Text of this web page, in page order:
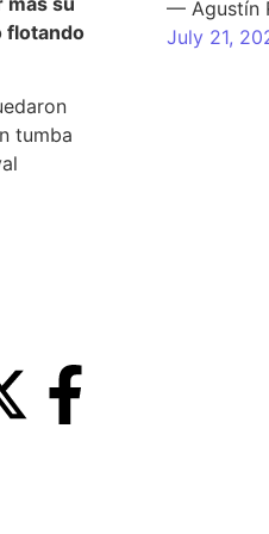
flotando
tumba
— Agustín
July 21,